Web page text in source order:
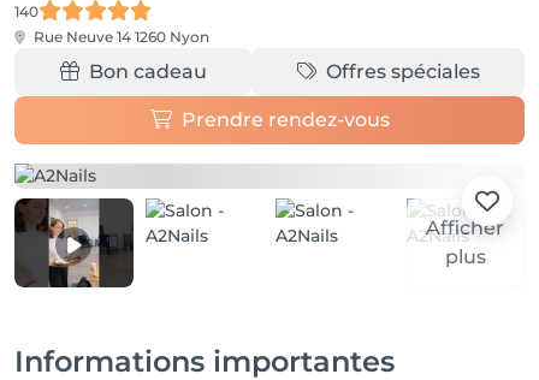
140
Rue Neuve 14 1260 Nyon
Bon cadeau Offres spéciales
Prendre rendez-vous
Afficher
plus
Informations importantes